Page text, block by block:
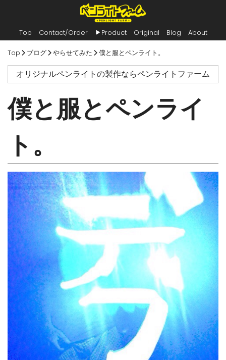
Top Contact/Order Product Original Blog About
Top ブログ やらせてみた 僕と服とペンライト。
オリジナルペンライトの製作ならペンライトファーム
僕と服とペンライ
ト。